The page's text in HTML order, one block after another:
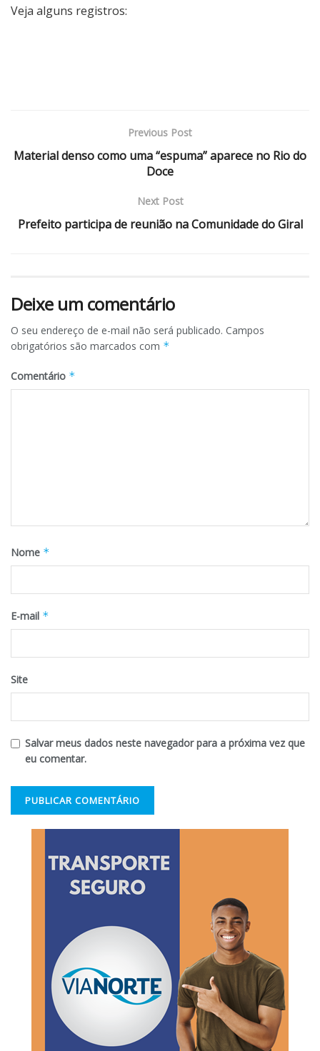
Veja alguns registros:
Previous Post
Material denso como uma “espuma” aparece no Rio do
Doce
Next Post
Prefeito participa de reunião na Comunidade do Giral
Deixe um comentário
O seu endereço de e-mail não será publicado. Campos
obrigatórios são marcados com *
Comentário *
Nome *
E-mail *
Site
Salvar meus dados neste navegador para a próxima vez que
eu comentar.